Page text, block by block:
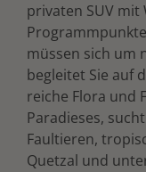
privaten SUV mit
müssen sich um
begleitet Sie auf
reiche Flora und
Paradieses,
Faultieren,
Quetzal und